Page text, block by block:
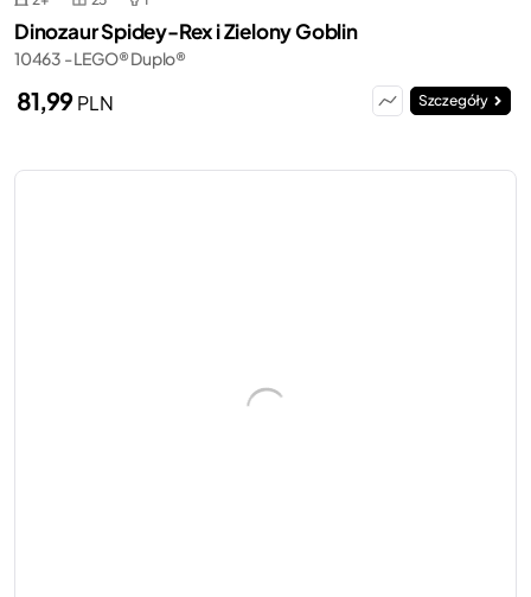
Dinozaur Spidey-Rex i Zielony Goblin
10463 - LEGO® Duplo®
81,99PLN Szczegóły